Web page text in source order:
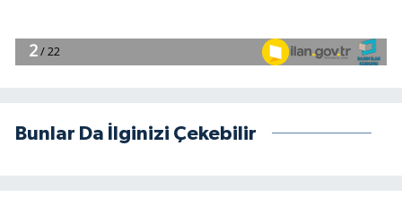
Bunlar Da İlginizi Çekebilir